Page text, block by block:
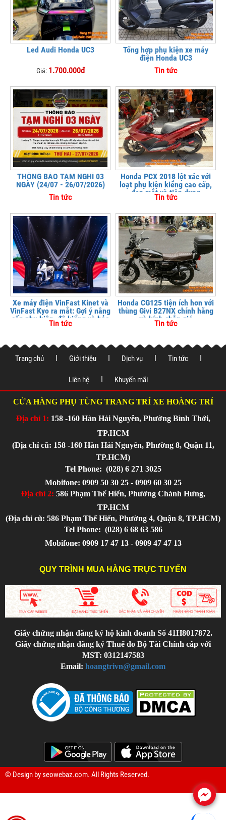
Led Audi Honda UC3
Giá: 1.700.000đ
Tổng hợp phụ kiện xe máy
điện Honda UC3
Tin tức
THÔNG BÁO TẠM NGHỈ 03
NGÀY (24/07 - 26/07/2026)
Tin tức
Honda PCX 2018 lột xác với
loạt phụ kiện kiểng cao cấp,
đẹp mắt và tiện dụng
Tin tức
Xe máy điện VinFast Kinet và
VinFast Kyo ra mắt: Gợi ý nâng
cấp phụ kiện, độ kiểng và bảo
vệ xe tại
Tin tức
Honda CG125 tiện ích hơn với
thùng Givi B27NX chính hãng
và kính chắn gió
Tin tức
Trang chủ Giới thiệu Dịch vụ Tin tức
Liên hệ Khuyến mãi
CỬA HÀNG PHỤ TÙNG TRANG TRÍ XE HOÀNG TRÍ
Địa chỉ 1: 158 -160 Hàn Hải Nguyên, Phường Bình Thới,
TP.HCM
(Địa chỉ cũ: 158 -160 Hàn Hải Nguyên, Phường 8, Quận 11,
TP.HCM)
Tel Phone: (028) 6 271 3025
Mobifone: 0909 50 30 25 - 0909 60 30 25
Địa chỉ 2: 586 Phạm Thế Hiển, Phường Chánh Hưng,
TP.HCM
(Địa chỉ cũ: 586 Phạm Thế Hiển, Phường 4, Quận 8, TP.HCM)
Tel Phone: (028) 6 68 63 586
Mobifone: 0909 17 47 13 - 0909 47 47 13
QUY TRÌNH MUA HÀNG TRỰC TUYẾN
Giấy chứng nhận đăng ký hộ kinh doanh Số 41H8017872.
Giấy chứng nhận đăng ký Thuế do Bộ Tài Chính cấp với
MST: 0312147583
Email: hoangtrivn@gmail.com
© Design byseowebaz.com. All Rights Reserved.
.